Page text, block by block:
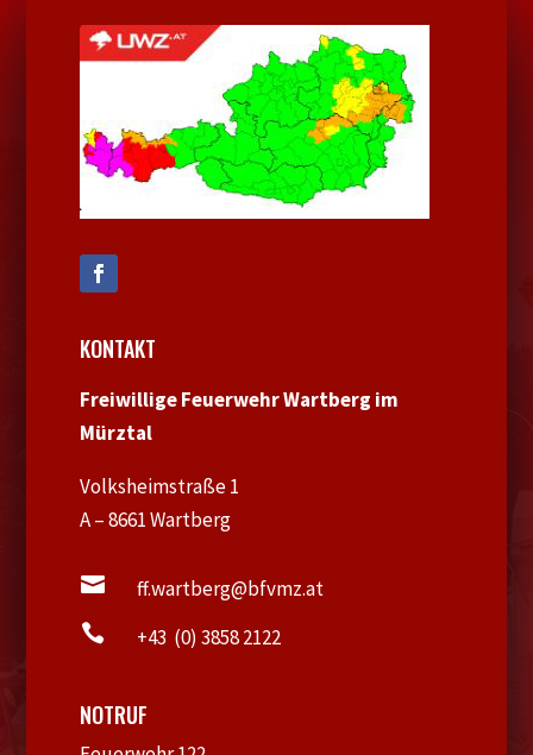
KONTAKT
Freiwillige Feuerwehr Wartberg im
Mürztal
Volksheimstraße 1
A – 8661 Wartberg
 ff.wartberg@bfvmz.at
 +43 (0) 3858 2122
NOTRUF